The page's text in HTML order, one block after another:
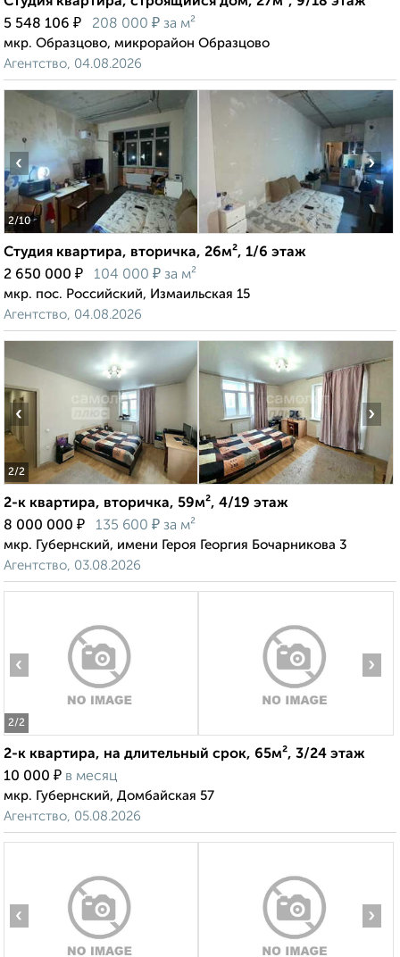
5 548 106 ₽ 208 000 ₽ за м²
мкр. Образцово, микрорайон Образцово
Агентство, 04.08.2026
2/10
‹ ›
Студия квартира, вторичка, 26м², 1/6 этаж
2 650 000 ₽ 104 000 ₽ за м²
мкр. пос. Российский, Измаильская 15
Агентство, 04.08.2026
2/2
‹ ›
2-к квартира, вторичка, 59м², 4/19 этаж
8 000 000 ₽ 135 600 ₽ за м²
мкр. Губернский, имени Героя Георгия Бочарникова 3
Агентство, 03.08.2026
2/2
‹ ›
2-к квартира, на длительный срок, 65м², 3/24 этаж
10 000 ₽ в месяц
мкр. Губернский, Домбайская 57
Агентство, 05.08.2026
‹ ›